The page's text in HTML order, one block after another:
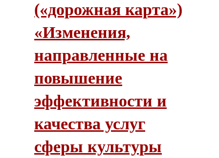
(«дорожная карта»)
«Изменения,
направленные на
повышение
эффективности и
качества услуг
сферы культуры